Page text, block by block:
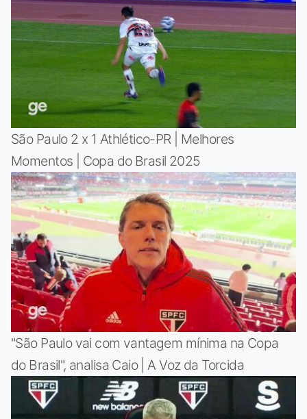
São Paulo 2 x 1 Athlético-PR | Melhores
Momentos | Copa do Brasil 2025
"São Paulo vai com vantagem mínima na Copa
do Brasil", analisa Caio | A Voz da Torcida